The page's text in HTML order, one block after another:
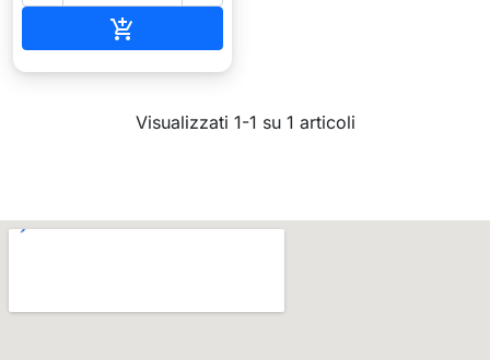

Visualizzati 1-1 su 1 articoli